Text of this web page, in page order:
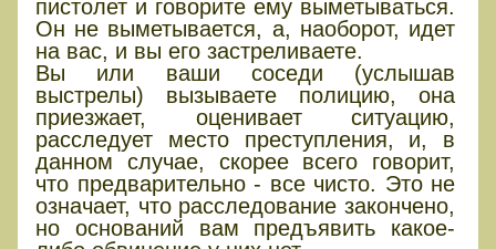
пистолет и говорите ему выметываться.
Он не выметывается, а, наоборот, идет
на вас, и вы его застреливаете.
Вы или ваши соседи (услышав
выстрелы) вызываете полицию, она
приезжает, оценивает ситуацию,
расследует место преступления, и, в
данном случае, скорее всего говорит,
что предварительно - все чисто. Это не
означает, что расследование закончено,
но оснований вам предъявить какое-